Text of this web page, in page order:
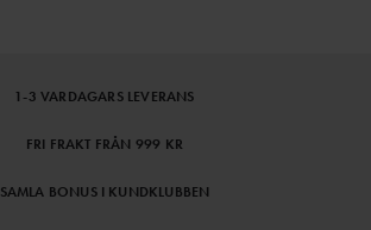
1-3 VARDAGARS LEVERANS
FRI FRAKT FRÅN 999 KR
SAMLA BONUS I KUNDKLUBBEN